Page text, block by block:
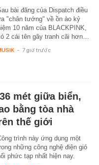
bài đăng của Dispatch điều
"chân tướng" về ồn ào kỷ
10 năm của BLACKPINK,
2 cái tên gây tranh cãi hơn…
- 7 giờ trước
mét giữa biển,
bằng tòa nhà
thế giới
trình này ứng dụng một
những công nghệ điện gió
phức tạp nhất hiện nay.